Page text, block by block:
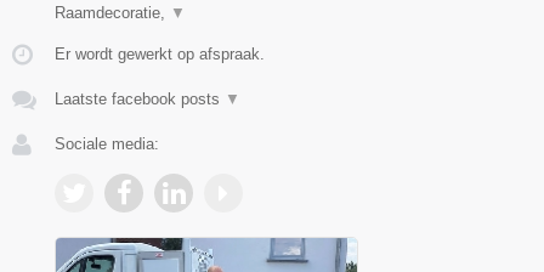
Raamdecoratie,
▼
Er wordt gewerkt op afspraak.
Laatste facebook posts ▼
Sociale media: